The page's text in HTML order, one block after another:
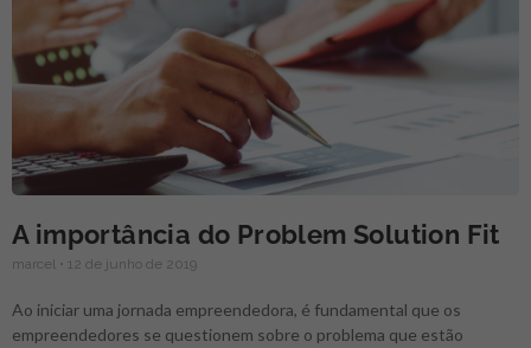
A importância do Problem Solution Fit
marcel 12 de junho de 2019
Ao iniciar uma jornada empreendedora, é fundamental que os
empreendedores se questionem sobre o problema que estão